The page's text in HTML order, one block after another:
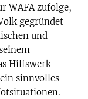
WAFA zufolge,
gegründet
und
Hilfswerk
sinnvolles